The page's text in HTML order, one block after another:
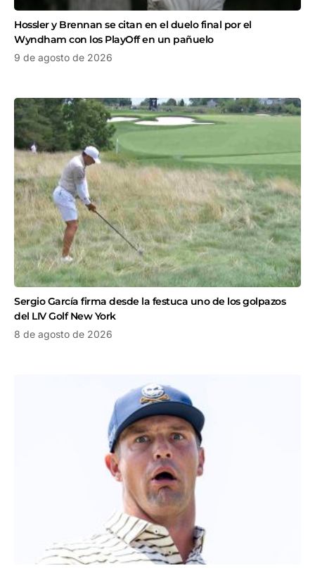
Hossler y Brennan se citan en el duelo final por el
Wyndham con los PlayOff en un pañuelo
9 de agosto de 2026
Sergio García firma desde la festuca uno de los golpazos
del LIV Golf New York
8 de agosto de 2026